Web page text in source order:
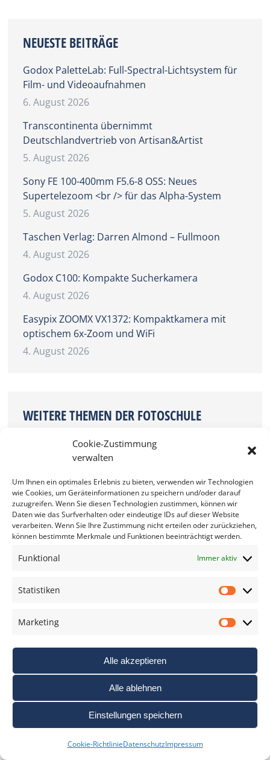
Cookie-Zustimmung
verwalten
Um Ihnen ein optimales Erlebnis zu bieten, verwenden wir Technologien
wie Cookies, um Geräteinformationen zu speichern und/oder darauf
zuzugreifen. Wenn Sie diesen Technologien zustimmen, können wir
Daten wie das Surfverhalten oder eindeutige IDs auf dieser Website
verarbeiten. Wenn Sie Ihre Zustimmung nicht erteilen oder zurückziehen,
können bestimmte Merkmale und Funktionen beeinträchtigt werden.
Funktional Immer aktiv
Statistiken
Marketing
Alle akzeptieren
Alle ablehnen
Einstellungen speichern
Cookie-RichtlinieDatenschutzImpressum
NEUESTE BEITRÄGE
Godox PaletteLab: Full-Spectral-Lichtsystem für
Film- und Videoaufnahmen
6. August 2026
Transcontinenta übernimmt
Deutschlandvertrieb von Artisan&Artist
5. August 2026
Sony FE 100-400mm F5.6-8 OSS: Neues
Supertelezoom <br /> für das Alpha-System
5. August 2026
Taschen Verlag: Darren Almond – Fullmoon
4. August 2026
Godox C100: Kompakte Sucherkamera
4. August 2026
Easypix ZOOMX VX1372: Kompaktkamera mit
optischem 6x-Zoom und WiFi
4. August 2026
WEITERE THEMEN DER FOTOSCHULE
Aktuell seit über 50 Jahren – Die Flachmänner der
Audio für Video und Multimedia-Shows
Bracketing
Die Bedeutung von Mess- und Praxistests als
gleichwertige Qualitätskriterien für
Eyetracking zeigt, warum Profis besser
Fotografieren im Winter I
Fotografieren im Winter II
Fremdobjektive an Olympus MFT-Kameras
Kontrast-Programm